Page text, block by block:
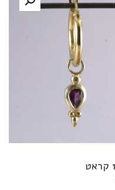
עגילי זהב 14 קראט